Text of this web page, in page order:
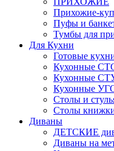
Прихожие-
Пуфы и
Тумбы для
Для Кухни
Готовые
Кухонные
Кухонные
Кухонные
Столы и
Столы
Диваны
ДЕТСКИЕ
Диваны на